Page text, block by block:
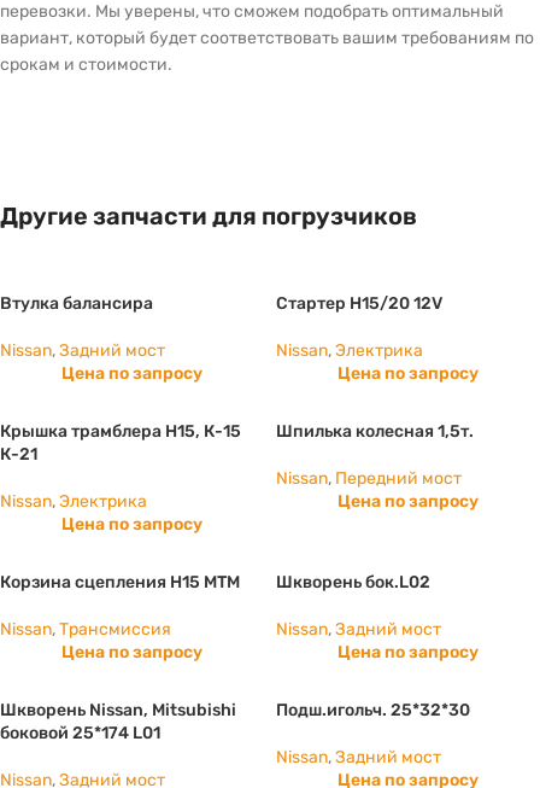
перевозки. Мы уверены, что сможем подобрать оптимальный
вариант, который будет соответствовать вашим требованиям по
срокам и стоимости.
Другие запчасти для погрузчиков
Втулка балансира
Nissan,Задний мост
Цена по запросу
Стартер Н15/20 12V
Nissan,Электрика
Цена по запросу
Крышка трамблера Н15, К-15
К-21
Nissan,Электрика
Цена по запросу
Шпилька колесная 1,5т.
Nissan, Передний мост
Цена по запросу
Корзина сцепления H15 МТМ
Nissan,Трансмиссия
Цена по запросу
Шкворень бок.L02
Nissan,Задний мост
Цена по запросу
Шкворень Nissan, Mitsubishi
боковой 25*174 L01
Nissan,Задний мост
Подш.игольч. 25*32*30
Nissan,Задний мост
Цена по запросу